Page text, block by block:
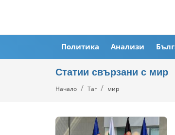
Политика Анализи
Статии свързани с мир
Начало Таг мир